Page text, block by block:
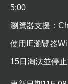
5:00
瀏覽器支援：
使用IE瀏覽器
15日淘汰並停止